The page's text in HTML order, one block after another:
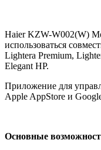
Haier KZW-W002(W)
использоваться
Lightera Premium,
Elegant HP.
Приложение для
Apple AppStore и
Основные